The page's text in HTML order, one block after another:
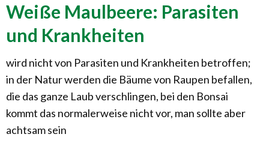
Weiße Maulbeere: Parasiten
und Krankheiten
wird nicht von Parasiten und Krankheiten betroffen;
in der Natur werden die Bäume von Raupen befallen,
die das ganze Laub verschlingen, bei den Bonsai
kommt das normalerweise nicht vor, man sollte aber
achtsam sein